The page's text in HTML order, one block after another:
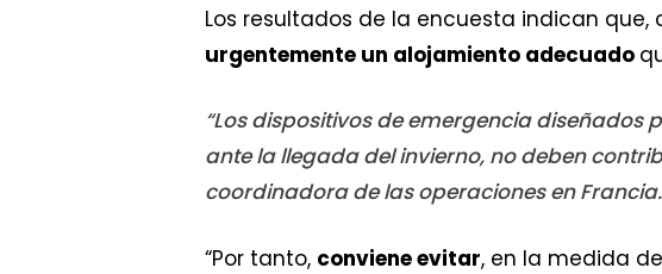
Los resultados de la encuesta indican
urgentemente un alojamiento adecuado
“Los dispositivos de emergencia
ante la llegada del invierno, no deben
coordinadora de las operaciones en Francia.
“Por tanto, conviene evitar, en la medida